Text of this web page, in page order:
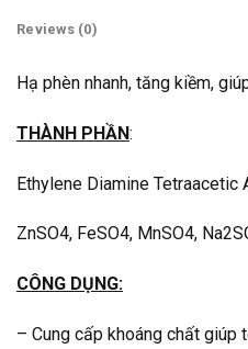
Reviews (0)
Hạ phèn nhanh, tăng kiềm,
THÀNH PHẦN:
Ethylene Diamine Tetraacetic
ZnSO4, FeSO4, MnSO4,
CÔNG DỤNG:
– Cung cấp khoáng chất giúp